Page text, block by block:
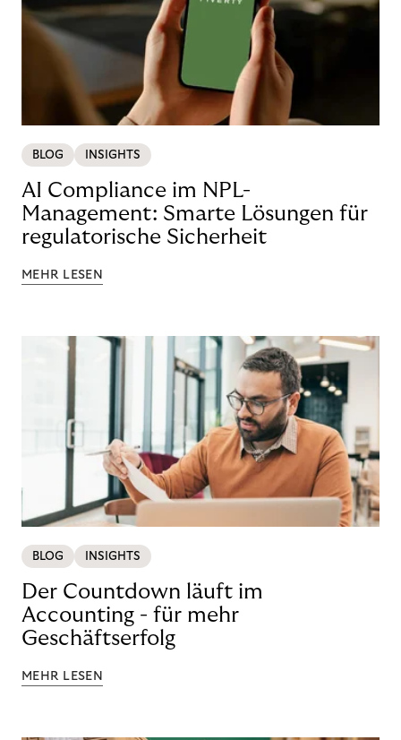
BLOG INSIGHTS
AI Compliance im NPL-
Management: Smarte Lösungen für
regulatorische Sicherheit
MEHR LESEN
BLOG INSIGHTS
Der Countdown läuft im
Accounting - für mehr
Geschäftserfolg
MEHR LESEN